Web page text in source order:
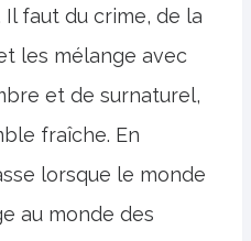
faut du crime, de la
les mélange avec
et de surnaturel,
fraîche. En
lorsque le monde
au monde des